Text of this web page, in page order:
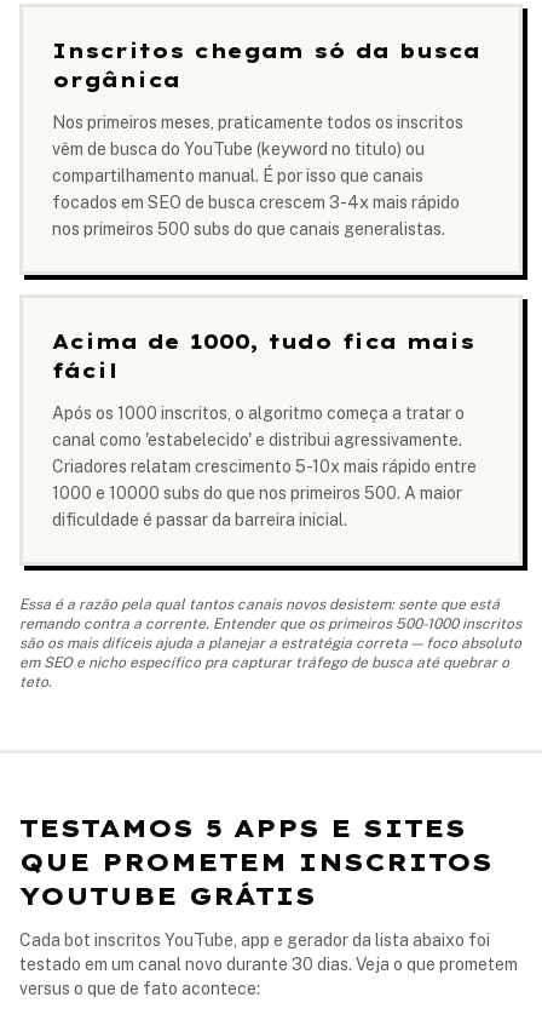
Inscritos chegam só da busca
orgânica
Nos primeiros meses, praticamente todos os inscritos
vêm de busca do YouTube (keyword no titulo) ou
compartilhamento manual. É por isso que canais
focados em SEO de busca crescem 3-4x mais rápido
nos primeiros 500 subs do que canais generalistas.
Acima de 1000, tudo fica mais
fácil
Após os 1000 inscritos, o algoritmo começa a tratar o
canal como 'estabelecido' e distribui agressivamente.
Criadores relatam crescimento 5-10x mais rápido entre
1000 e 10000 subs do que nos primeiros 500. A maior
dificuldade é passar da barreira inicial.
Essa é a razão pela qual tantos canais novos desistem: sente que está
remando contra a corrente. Entender que os primeiros 500-1000 inscritos
são os mais difíceis ajuda a planejar a estratégia correta — foco absoluto
em SEO e nicho específico pra capturar tráfego de busca até quebrar o
teto.
TESTAMOS 5 APPS E SITES
QUE PROMETEM INSCRITOS
YOUTUBE GRÁTIS
Cada bot inscritos YouTube, app e gerador da lista abaixo foi
testado em um canal novo durante 30 dias. Veja o que prometem
versus o que de fato acontece: